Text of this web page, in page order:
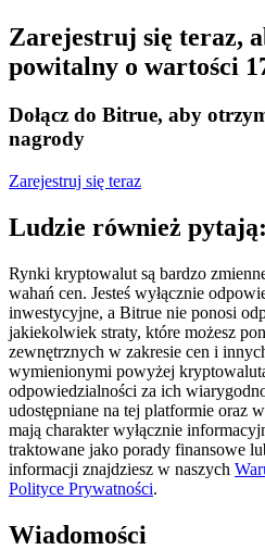
Kopiowanie Transakcji
Zostań traderem kopiującym
transakcji
Zarejestruj się teraz,
powitalny o wartości
Dołącz do Bitrue, aby
nagrody
Zarejestruj się teraz
Ludzie również
Rynki kryptowalut są bardzo
wahań cen. Jesteś wyłącznie
inwestycyjne, a Bitrue nie ponosi
jakiekolwiek straty, które możesz
zewnętrznych w zakresie cen i
wymienionymi powyżej
odpowiedzialności za ich
udostępniane na tej platformie oraz
mają charakter wyłącznie
traktowane jako porady finansowe
informacji znajdziesz w naszych
Polityce Prywatności.
Wiadomości